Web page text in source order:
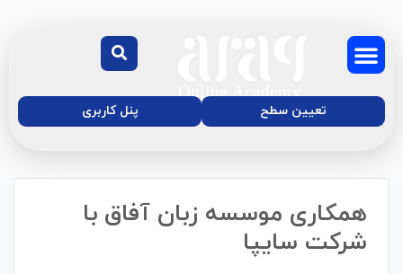
تعیین سطح پنل کاربری
همکاری موسسه زبان آفاق با
شرکت سایپا